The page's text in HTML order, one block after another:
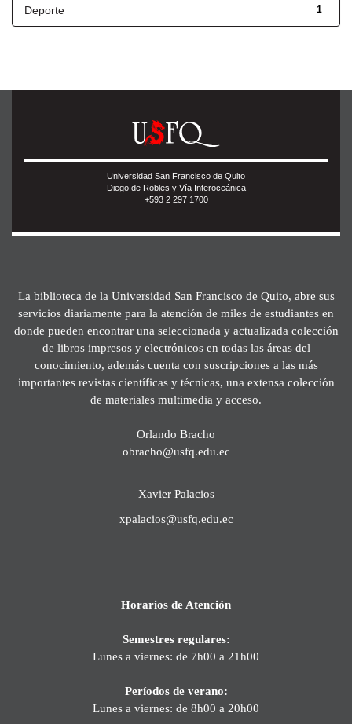
1
Deporte
Universidad San Francisco de Quito
Diego de Robles y Vía Interoceánica
+593 2 297 1700
La biblioteca de la Universidad San Francisco de Quito, abre sus
servicios diariamente para la atención de miles de estudiantes en
donde pueden encontrar una seleccionada y actualizada colección
de libros impresos y electrónicos en todas las áreas del
conocimiento, además cuenta con suscripciones a las más
importantes revistas científicas y técnicas, una extensa colección
de materiales multimedia y acceso.
Orlando Bracho
obracho@usfq.edu.ec
Xavier Palacios
xpalacios@usfq.edu.ec
Horarios de Atención
Semestres regulares:
Lunes a viernes: de 7h00 a 21h00
Períodos de verano:
Lunes a viernes: de 8h00 a 20h00